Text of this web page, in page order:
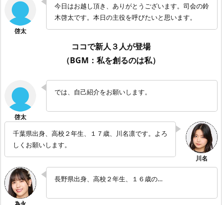
今日はお越し頂き、ありがとうございます。司会の鈴
木啓太です。本日の主役を呼びたいと思います。
ココで新人３人が登場
（BGM：私を創るのは私）
では、自己紹介をお願いします。
千葉県出身、高校２年生、１７歳、川名凛です。よろ
しくお願いします。
長野県出身、高校２年生、１６歳の…